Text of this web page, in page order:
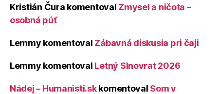
Kristián Čura komentoval Zmysel a ničota –
osobná púť
Lemmy komentoval Zábavná diskusia pri čaji
Lemmy komentoval Letný Slnovrat 2026
Nádej – Humanisti.skkomentoval Som v